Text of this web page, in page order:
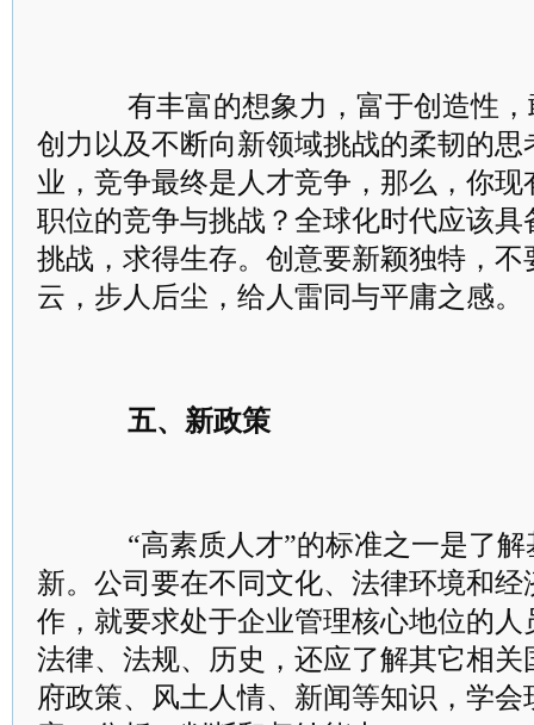
有丰富的想象力，富于创造性，
创力以及不断向新领域挑战的柔韧的
业，竞争最终是人才竞争，那么，你
职位的竞争与挑战？全球化时代应该
挑战，求得生存。创意要新颖独特，
云，步人后尘，给人雷同与平庸之感。
五、新政策
“高素质人才”的标准之一是了解
新。公司要在不同文化、法律环境和
作，就要求处于企业管理核心地位的
法律、法规、历史，还应了解其它相
府政策、风土人情、新闻等知识，学